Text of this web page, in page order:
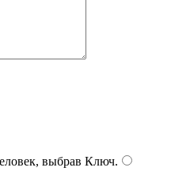
выбрав Ключ.